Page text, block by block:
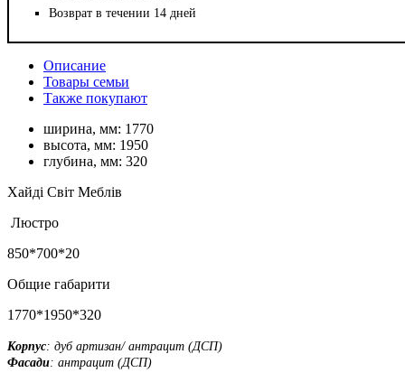
Возврат в течении 14 дней
Описание
Товары семьи
Также покупают
ширина, мм: 1770
высота, мм: 1950
глубина, мм: 320
Хайді Світ Меблів
Люстро
850*700*20
Общие габарити
1770*1950*320
Корпус: дуб артизан/ антрацит (ДСП)
Фасади: антрацит (ДСП)